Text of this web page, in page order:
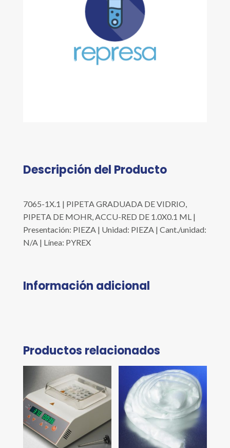
Descripción del Producto
7065-1X.1 | PIPETA GRADUADA DE VIDRIO,
PIPETA DE MOHR, ACCU-RED DE 1.0X0.1 ML |
Presentación: PIEZA | Unidad: PIEZA | Cant./unidad:
N/A | Línea: PYREX
Información adicional
Productos relacionados